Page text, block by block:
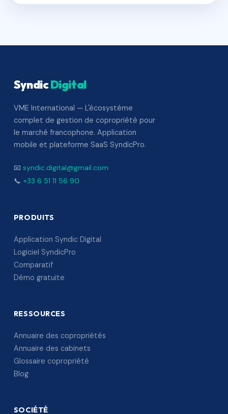
SyndicDigital
VME International — L'écosystème
complet de gestion de copropriété pour
le marché francophone. Application
mobile et plateforme SaaS SyndicPro.
📧 syndic.digital@gmail.com
📞 +33 6 51 11 56 90
PRODUITS
Application Syndic Digital
Logiciel SyndicPro
Comparatif
Démo gratuite
RESSOURCES
Annuaire des copropriétés
Annuaire des cabinets
Glossaire copropriété
Blog
SOCIÉTÉ